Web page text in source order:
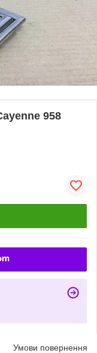
958
Умови повернення